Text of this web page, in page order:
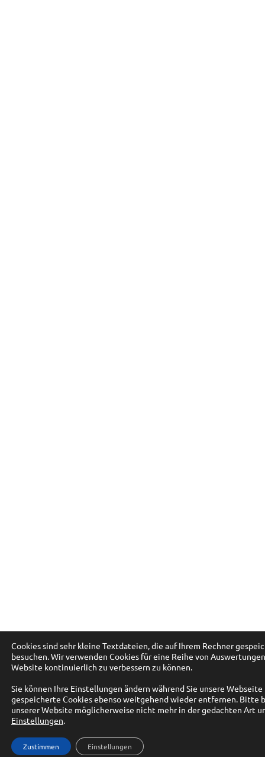
Cookies sind sehr kleine Textdateien, die auf Ihrem Rechner
besuchen. Wir verwenden Cookies für eine Reihe von
Website kontinuierlich zu verbessern zu können.
Sie können Ihre Einstellungen ändern während Sie unsere
gespeicherte Cookies ebenso weitgehend wieder entfernen. Bitte
unserer Website möglicherweise nicht mehr in der gedachten Art
Einstellungen.
Zustimmen Einstellungen